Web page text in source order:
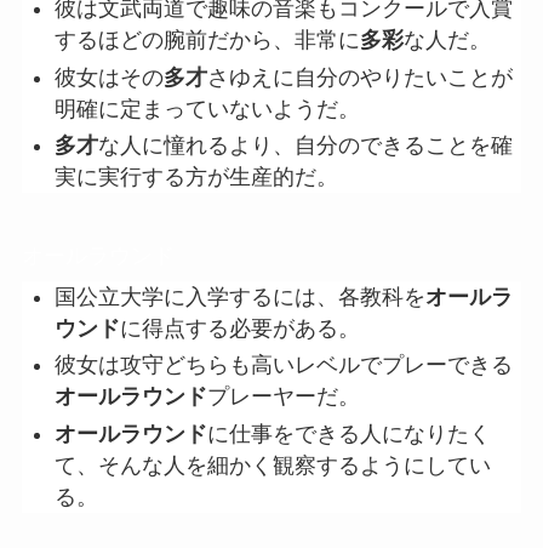
彼は文武両道で趣味の音楽もコンクールで入賞
するほどの腕前だから、非常に多彩な人だ。
彼女はその多才さゆえに自分のやりたいことが
明確に定まっていないようだ。
多才な人に憧れるより、自分のできることを確
実に実行する方が生産的だ。
国公立大学に入学するには、各教科をオールラ
ウンドに得点する必要がある。
彼女は攻守どちらも高いレベルでプレーできる
オールラウンドプレーヤーだ。
オールラウンドに仕事をできる人になりたく
て、そんな人を細かく観察するようにしてい
る。